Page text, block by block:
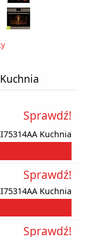
Kuchnia
Sprawdź!
Kuchnia
Sprawdź!
Sprawdź!